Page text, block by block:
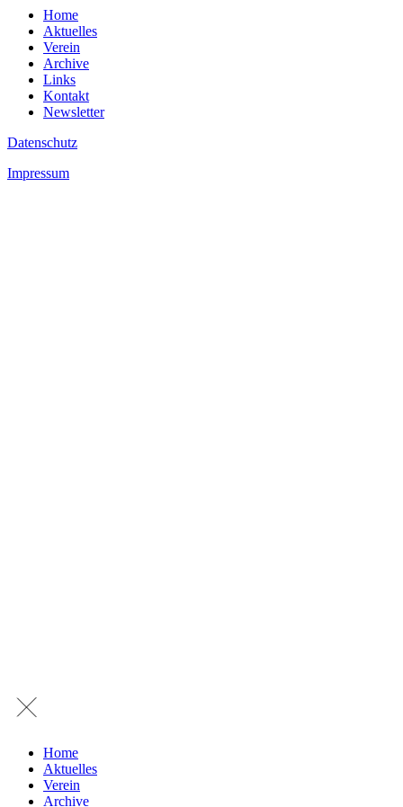
Home
Aktuelles
Verein
Archive
Links
Kontakt
Newsletter
Datenschutz
Impressum
Home
Aktuelles
Verein
Archive